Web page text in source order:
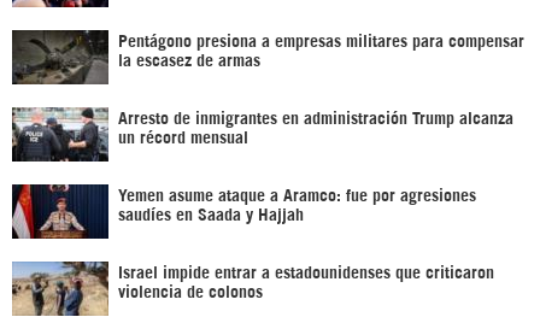
Pentágono presiona a empresas militares para compensar
la escasez de armas
Arresto de inmigrantes en administración Trump alcanza
un récord mensual
Yemen asume ataque a Aramco: fue por agresiones
saudíes en Saada y Hajjah
Israel impide entrar a estadounidenses que criticaron
violencia de colonos